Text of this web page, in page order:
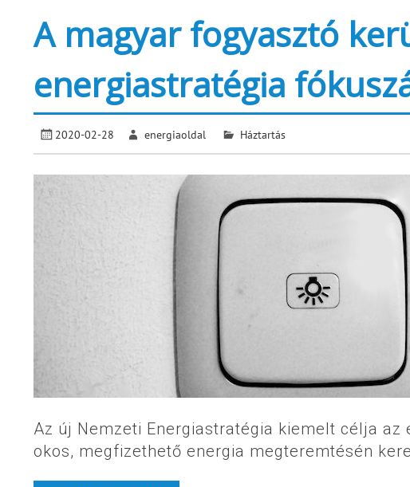
A magyar fogyasztó
energiastratégia
2020-02-28 energiaoldal Háztartás
Az új Nemzeti Energiastratégia kiemelt célja
okos, megfizethető energia megteremtésén